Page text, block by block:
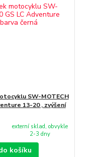
SW-MOTECH
13-20 , zvýšení
externí sklad, obvykle
2-3 dny
košíku